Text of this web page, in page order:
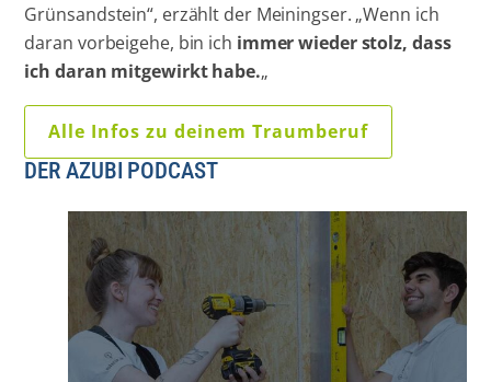
Grünsandstein“, erzählt der Meiningser. „Wenn ich
daran vorbeigehe, bin ich immer wieder stolz, dass
ich daran mitgewirkt habe.„
Alle Infos zu deinem Traumberuf
DER AZUBI PODCAST